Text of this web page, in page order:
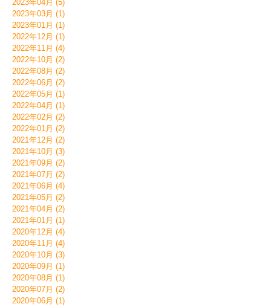
2023年04月 (5)
2023年03月 (1)
2023年01月 (1)
2022年12月 (1)
2022年11月 (4)
2022年10月 (2)
2022年08月 (2)
2022年06月 (2)
2022年05月 (1)
2022年04月 (1)
2022年02月 (2)
2022年01月 (2)
2021年12月 (2)
2021年10月 (3)
2021年09月 (2)
2021年07月 (2)
2021年06月 (4)
2021年05月 (2)
2021年04月 (2)
2021年01月 (1)
2020年12月 (4)
2020年11月 (4)
2020年10月 (3)
2020年09月 (1)
2020年08月 (1)
2020年07月 (2)
2020年06月 (1)